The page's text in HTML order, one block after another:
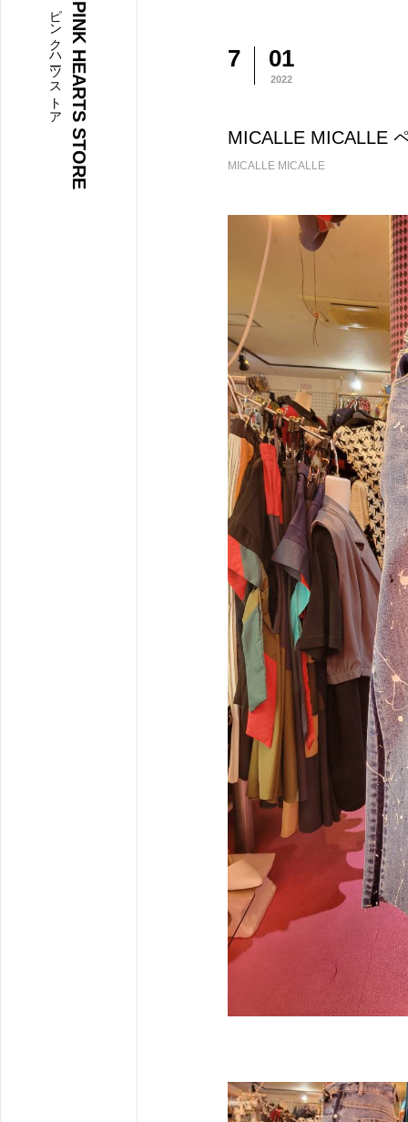
PINK HEARTS STORE
ピンクハーツストア 7 01
2022
MICALLE MICALLE
MICALLE MICALLE